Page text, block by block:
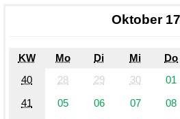
Oktober
KW Mo Di Mi Do
40
28 29 30 01
41
05 06 07 08